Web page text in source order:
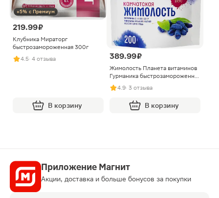
+5% с Премиум
219.99 ₽
Клубника Мираторг
быстрозамороженная 300г
4.5· 4 отзыва
В корзину
389.99 ₽
Жимолость Планета витаминов
Гурманика быстрозамороженная
200г
4.9· 3 отзыва
В корзину
Приложение Магнит
Акции, доставка и больше бонусов за покупки